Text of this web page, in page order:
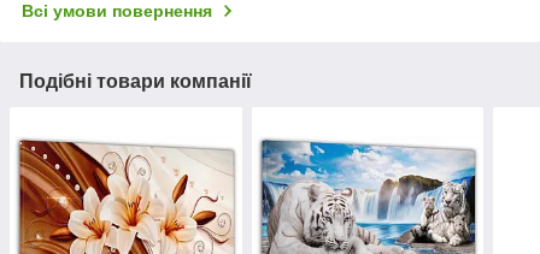
Всі умови повернення
Подібні товари компанії